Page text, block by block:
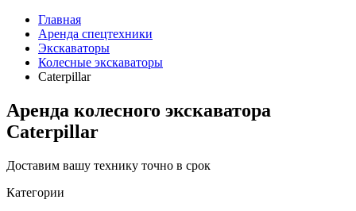
Главная
Аренда спецтехники
Экскаваторы
Колесные экскаваторы
Caterpillar
Аренда колесного экскаватора
Caterpillar
Доставим вашу технику точно в срок
Категории